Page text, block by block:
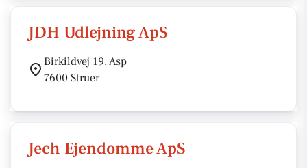
JDH Udlejning ApS
Birkildvej 19, Asp
7600 Struer
Jech Ejendomme ApS